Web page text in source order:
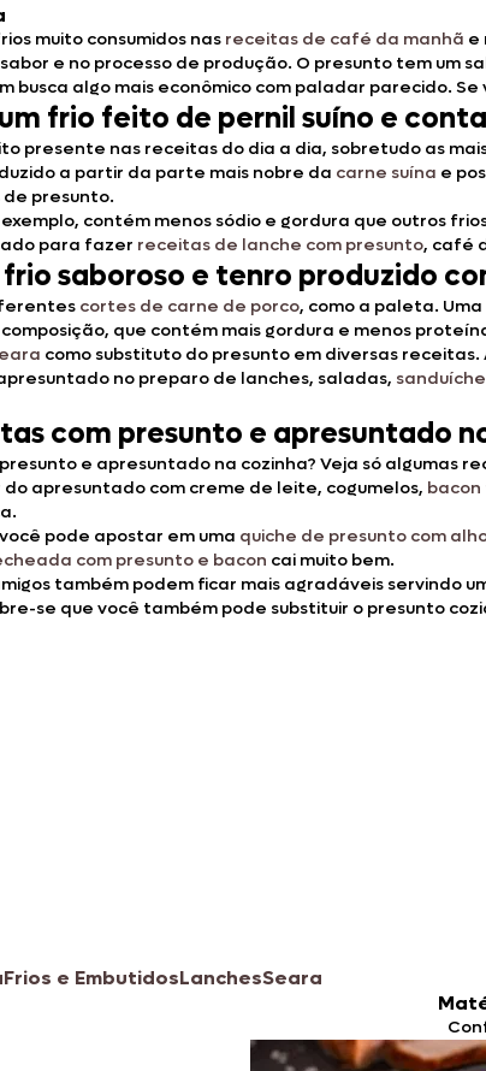
muito consumidos nas receitas de café da manhã e
e no processo de produção. O presunto tem um
busca algo mais econômico com paladar parecido.
frio feito de pernil suíno e
presente nas receitas do dia a dia, sobretudo as
a partir da parte mais nobre da carne suína e
presunto.
exemplo, contém menos sódio e gordura que outros
para fazer receitas de lanche com presunto, café
saboroso e tenro produzido
cortes de carne de porco, como a paleta.
que contém mais gordura e menos
como substituto do presunto em diversas
no preparo de lanches, saladas,
com presunto e apresuntado
e apresuntado na cozinha? Veja só algumas
do apresuntado com creme de leite, cogumelos,
pode apostar em uma quiche de presunto com
com presunto e bacon cai muito bem.
também podem ficar mais agradáveis servindo
se que você também pode substituir o presunto
Frios e EmbutidosLanchesSeara